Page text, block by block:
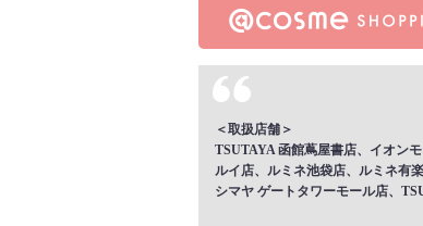
＜取扱店舗＞
TSUTAYA 函館蔦屋書店、イオン
ルイ店、ルミネ池袋店、ルミネ有
シマヤ ゲートタワーモール店、